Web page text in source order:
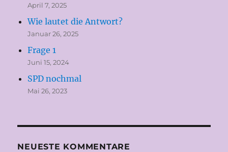
April 7, 2025
Wie lautet die Antwort?
Januar 26, 2025
Frage 1
Juni 15, 2024
SPD nochmal
Mai 26, 2023
NEUESTE KOMMENTARE